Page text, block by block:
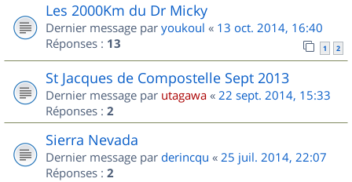
Les 2000Km du Dr Micky
Dernier message par youkoul « 13 oct. 2014, 16:40
Réponses : 13 1 2
St Jacques de Compostelle Sept 2013
Dernier message par utagawa « 22 sept. 2014, 15:33
Réponses : 2
Sierra Nevada
Dernier message par derincqu « 25 juil. 2014, 22:07
Réponses : 2